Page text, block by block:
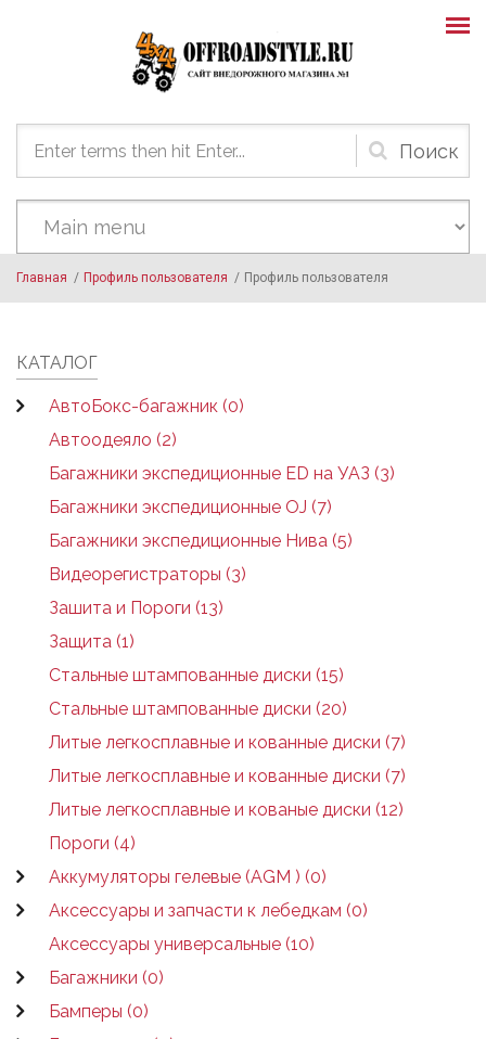
Форма
поиска
Главная / Профиль пользователя / Профиль пользователя
КАТАЛОГ
АвтоБокс-багажник (0)
Автоодеяло (2)
Багажники экспедиционные ED на УАЗ (3)
Багажники экспедиционные OJ (7)
Багажники экспедиционные Нива (5)
Видеорегистраторы (3)
Зашита и Пороги (13)
Защита (1)
Стальные штампованные диски (15)
Стальные штампованные диски (20)
Литые легкосплавные и кованные диски (7)
Литые легкосплавные и кованные диски (7)
Литые легкосплавные и кованые диски (12)
Пороги (4)
Аккумуляторы гелевые (AGM ) (0)
Аксессуары и запчасти к лебедкам (0)
Аксессуары универсальные (10)
Багажники (0)
Бамперы (0)